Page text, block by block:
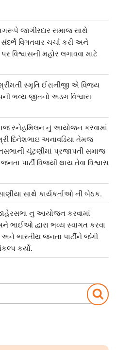
જાગીરદાર સમાજ સાથે
વિગતવાર ચર્ચા કરી અને
વિશ્વાસની મહોર લગાવવા માટે
સ્મૃતિ ઈરાનીજી એ વિજય
ભવ્ય જીતનો અડગ વિશ્વાસ
સ્નેહમિલન નું આયોજન કરવામાં
દિનેશભાઇ અનાવડિયા તેમજ
ચૂંટણીમાં પ્રજાપતી સમાજ
પાર્ટી વિજયી થાય તેવા વિશ્વાસ
સાથે કાર્યકર્તાઓ ની બેઠક.
જાહેરસભા નુ આયોજન કરવામાં
ભાઈઓ દ્વારા ભવ્ય સ્વાગત કરવા
ભારતીય જનતા પાર્ટીને જંગી
કર્યો.